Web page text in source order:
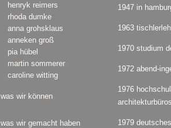
henryk reimers
rhoda dumke
anna grohsklaus
anneken groß
pia hübel
martin sommerer
caroline witting
was wir können
was wir gemacht haben
1947 in
1963
1970 studium
1972 abend-
1976
architekturbüros
1979